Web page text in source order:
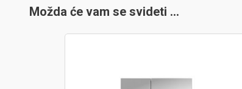
Možda će vam se svideti …